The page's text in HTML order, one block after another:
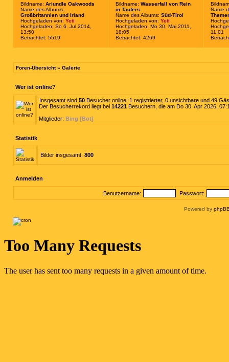
Bildname: Ariundle Oakwoods
Name des Albums:
Großbritannien und Irland
Hochgeladen von: Yeti
Hochgeladen: So 6. Jul 2014,
13:50
Betrachtet: 5519
Bildname: Wasserfall von Rein
in Taufers
Name des Albums: Süd-Tirol
Hochgeladen von: Yeti
Hochgeladen: Mo 30. Mai 2011,
18:05
Betrachtet: 4269
Name
11:01
Foren-Übersicht» Galerie
Wer ist online?
Insgesamt sind 50 Besucher online: 1 registrierter, 0 unsichtbare und 49
Der Besucherrekord liegt bei 14221 Besuchern, die am Do 30. Apr 2026,
Mitglieder: Bing [Bot]
Statistik
Bilder insgesamt: 800
Anmelden
Benutzername: Passwort:
Powered by